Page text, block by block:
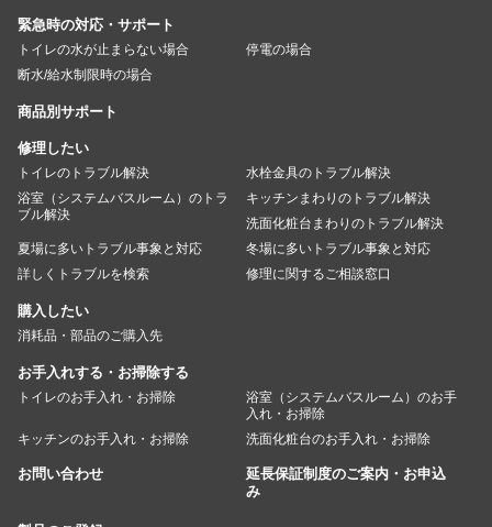
緊急時の対応・サポート
トイレの水が止まらない場合
停電の場合
断水/給水制限時の場合
商品別サポート
修理したい
トイレのトラブル解決
水栓金具のトラブル解決
浴室（システムバスルーム）のトラ
ブル解決
キッチンまわりのトラブル解決
洗面化粧台まわりのトラブル解決
夏場に多いトラブル事象と対応
冬場に多いトラブル事象と対応
詳しくトラブルを検索
修理に関するご相談窓口
購入したい
消耗品・部品のご購入先
お手入れする・お掃除する
トイレのお手入れ・お掃除
浴室（システムバスルーム）のお手
入れ・お掃除
キッチンのお手入れ・お掃除
洗面化粧台のお手入れ・お掃除
お問い合わせ
延長保証制度のご案内・お申込
み